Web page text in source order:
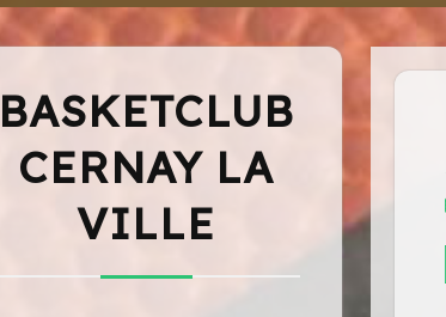
BASKETCLUB
CERNAY LA
VILLE